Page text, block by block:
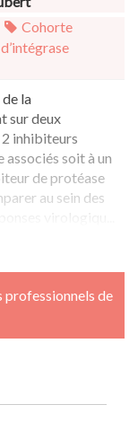
Cohorte
la
sur deux
inhibiteurs
soit à un
de protéase
au sein des
professionnels de